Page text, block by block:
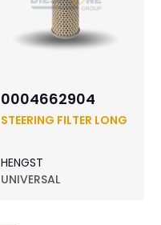
0004662904
STEERING FILTER LONG
HENGST
UNIVERSAL